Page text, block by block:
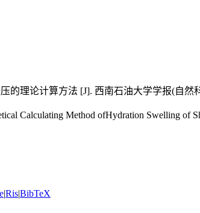
的理论计算方法 [J]. 西南石油大学学报(自然
Calculating Method ofHydration Swelling
|Ris|BibTeX